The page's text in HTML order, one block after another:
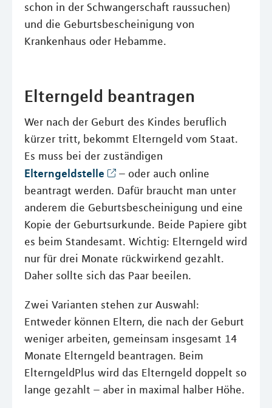
schon in der Schwangerschaft raussuchen)
und die Geburtsbescheinigung von
Krankenhaus oder Hebamme.
Elterngeld beantragen
Wer nach der Geburt des Kindes beruflich
kürzer tritt, bekommt Elterngeld vom Staat.
Es muss bei der zuständigen
Elterngeldstelle
– oder auch online
beantragt werden. Dafür braucht man unter
anderem die Geburtsbescheinigung und eine
Kopie der Geburtsurkunde. Beide Papiere gibt
es beim Standesamt. Wichtig: Elterngeld wird
nur für drei Monate rückwirkend gezahlt.
Daher sollte sich das Paar beeilen.
Zwei Varianten stehen zur Auswahl:
Entweder können Eltern, die nach der Geburt
weniger arbeiten, gemeinsam insgesamt 14
Monate Elterngeld beantragen. Beim
ElterngeldPlus wird das Elterngeld doppelt so
lange gezahlt – aber in maximal halber Höhe.